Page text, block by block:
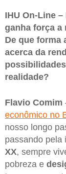
IHU On-Line
ganha força a
De que forma
acerca da
realidade?
Flavio Comim
econômico no
nosso longo
passando pela
XX, sempre
pobreza e